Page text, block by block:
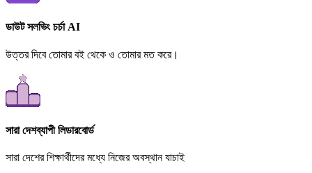
ডাউট সলভিং চর্চা AI
উত্তর দিবে তোমার বই থেকে ও তোমার মত করে।
সারা দেশব্যাপী লিডারবোর্ড
সারা দেশের শিক্ষার্থীদের মধ্যে নিজের অবস্থান যাচাই